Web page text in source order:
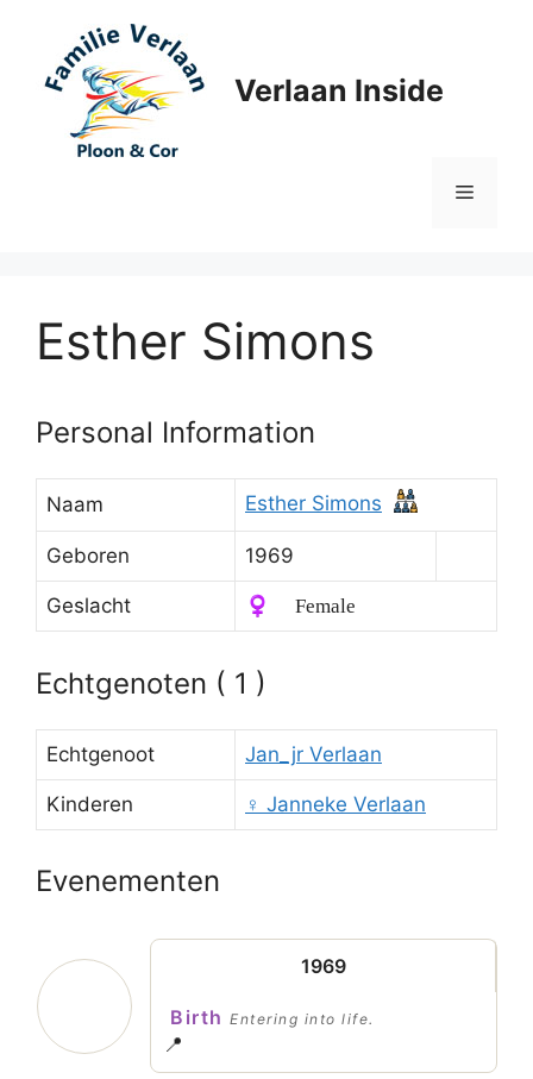
Verlaan Inside
Menu
Esther Simons
Personal Information
Naam Esther Simons
Geboren 1969
Geslacht ♀️ Female
Echtgenoten ( 1 )
Echtgenoot Jan_jr Verlaan
Kinderen ♀️ Janneke Verlaan
Evenementen
1969
Birth Entering into life.
📍